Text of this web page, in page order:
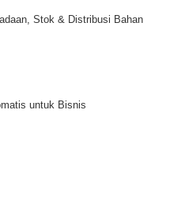
Stok & Distribusi Bahan
untuk Bisnis